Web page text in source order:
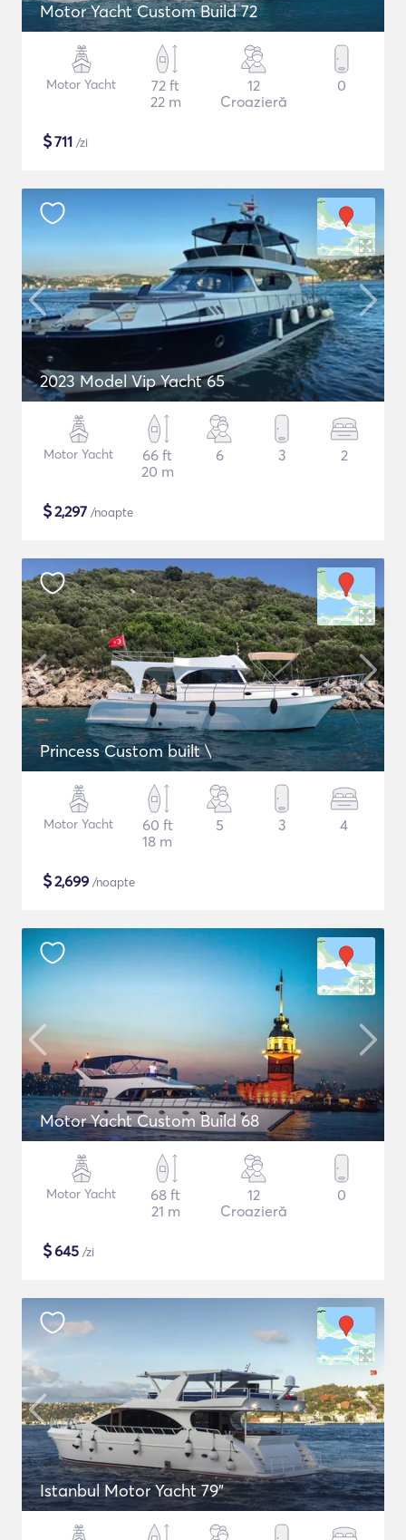
Motor Yacht Custom Build 72
Motor Yacht
72 ft
22 m
12
Croazieră
0
$711 /zi
2023 Model Vip Yacht 65
Motor Yacht
66 ft
20 m
6 3 2
$2,297 /noapte
Princess Custom built \
Motor Yacht
60 ft
18 m
5 3 4
$2,699 /noapte
Motor Yacht Custom Build 68
Motor Yacht
68 ft
21 m
12
Croazieră
0
$645 /zi
Istanbul Motor Yacht 79"